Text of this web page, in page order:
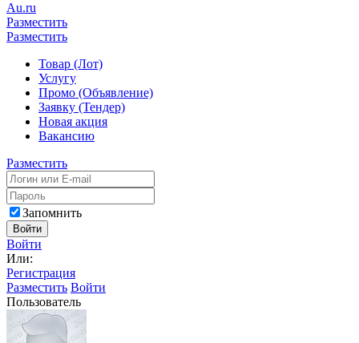
Au.ru
Разместить
Разместить
Товар (Лот)
Услугу
Промо (Объявление)
Заявку (Тендер)
Новая акция
Вакансию
Разместить
Запомнить
Войти
Войти
Или:
Регистрация
Разместить Войти
Пользователь